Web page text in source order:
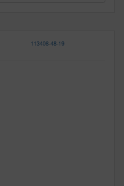
113408-48-19